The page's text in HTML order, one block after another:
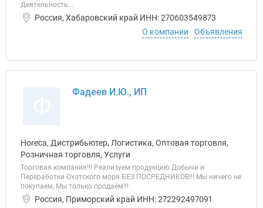
Деятельность...
Россия, Хабаровский край ИНН: 270603549873
О компании
Объявления
Фадеев И.Ю., ИП
Horeca, Дистрибьютер, Логистика, Оптовая торговля,
Розничная торговля, Услуги
Торговая компания!!! Реализуем продукцию Добычи и
Переработки Охотского моря БЕЗ ПОСРЕДНИКОВ!!! Мы ничего не
покупаем, Мы только продаём!!!
Россия, Приморский край ИНН: 272292497091